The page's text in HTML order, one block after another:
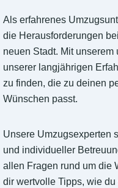
Als erfahrenes
die Herausforderungen
neuen Stadt. Mit
unserer langjährigen
zu finden, die zu deinen
Wünschen passt.
Unsere Umzugsexperten
und individueller
allen Fragen rund um die
dir wertvolle Tipps, wie